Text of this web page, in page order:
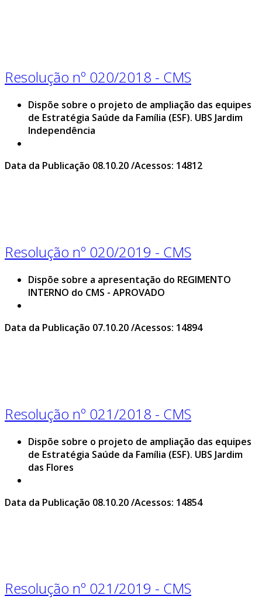
Resolução nº 020/2018 - CMS
Dispõe sobre o projeto de ampliação das equipes
de Estratégia Saúde da Família (ESF). UBS Jardim
Independência
Data da Publicação 08.10.20 /Acessos: 14812
Resolução nº 020/2019 - CMS
Dispõe sobre a apresentação do REGIMENTO
INTERNO do CMS - APROVADO
Data da Publicação 07.10.20 /Acessos: 14894
Resolução nº 021/2018 - CMS
Dispõe sobre o projeto de ampliação das equipes
de Estratégia Saúde da Família (ESF). UBS Jardim
das Flores
Data da Publicação 08.10.20 /Acessos: 14854
Resolução nº 021/2019 - CMS